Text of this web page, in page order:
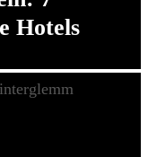
Hotels